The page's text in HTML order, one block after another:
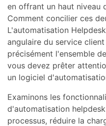
en offrant un haut niveau
Comment concilier ces
L'automatisation
angulaire du service
précisément l'ensemble
vous devez prêter
un logiciel
Examinons les
d'automatisation
processus, réduire la